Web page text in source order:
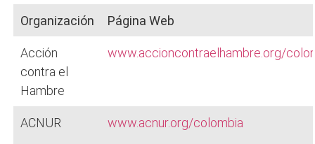
Organización
Página Web
Acción
contra el
Hambre
www.accioncontraelhambre.org/
ACNUR www.acnur.org/colombia